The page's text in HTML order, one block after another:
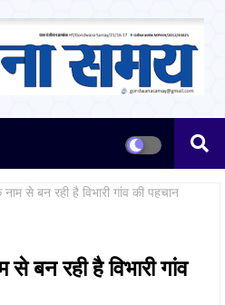
नाम से बन रही है विभारी गांव की पहचान
से बन रही है विभारी गांव